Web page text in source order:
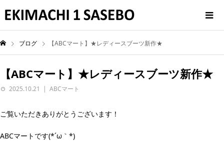
ブログ 【ABCマート】★レディースブーツ新作★
【ABCマート】★レディースブーツ新作★
2025.10.21 ABCマート
ご覧いただきありがとうございます！
ABCマートです(*´ω｀*)